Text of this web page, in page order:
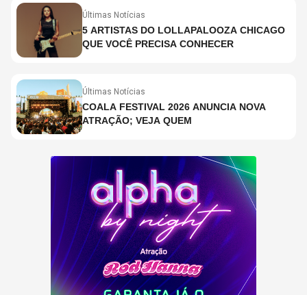
Últimas Notícias
5 ARTISTAS DO LOLLAPALOOZA CHICAGO
QUE VOCÊ PRECISA CONHECER
Últimas Notícias
COALA FESTIVAL 2026 ANUNCIA NOVA
ATRAÇÃO; VEJA QUEM